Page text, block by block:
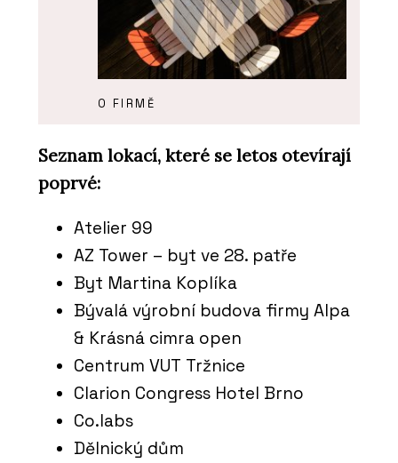
O FIRMĚ
PRODUKTY
Koš Tubo - Urbania
Seznam lokací, které se letos otevírají
poprvé:
Atelier 99
AZ Tower – byt ve 28. patře
Byt Martina Koplíka
Bývalá výrobní budova firmy Alpa
& Krásná cimra open
Centrum VUT Tržnice
Clarion Congress Hotel Brno
Co.labs
Dělnický dům